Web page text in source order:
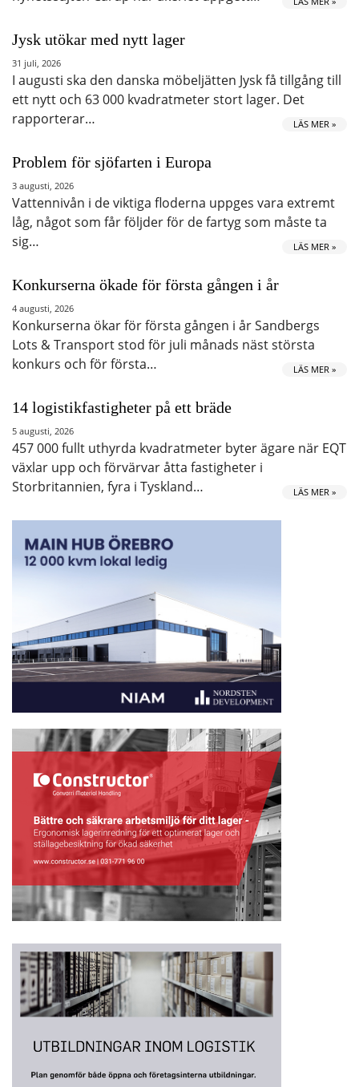
Jysk utökar med nytt lager
31 juli, 2026
I augusti ska den danska möbeljätten Jysk få tillgång till
ett nytt och 63 000 kvadratmeter stort lager. Det
rapporterar…
LÄS MER »
Problem för sjöfarten i Europa
3 augusti, 2026
Vattennivån i de viktiga floderna uppges vara extremt
låg, något som får följder för de fartyg som måste ta
sig…
LÄS MER »
Konkurserna ökade för första gången i år
4 augusti, 2026
Konkurserna ökar för första gången i år Sandbergs
Lots & Transport stod för juli månads näst största
konkurs och för första…
LÄS MER »
14 logistikfastigheter på ett bräde
5 augusti, 2026
457 000 fullt uthyrda kvadratmeter byter ägare när EQT
växlar upp och förvärvar åtta fastigheter i
Storbritannien, fyra i Tyskland…
LÄS MER »